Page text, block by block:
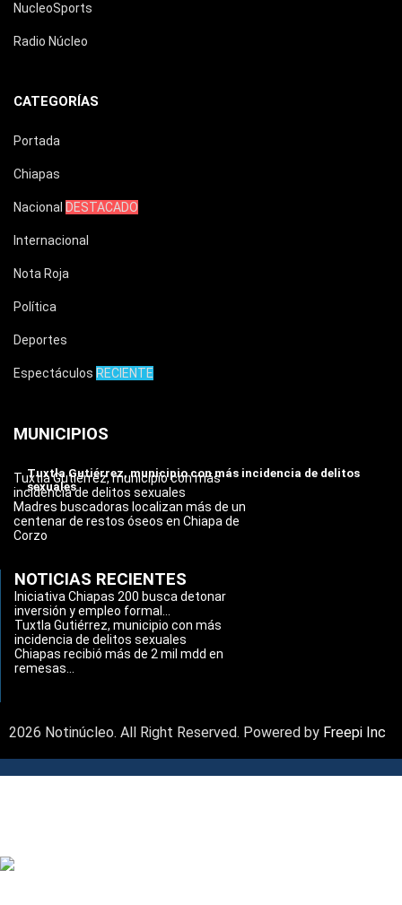
NucleoSports
Radio Núcleo
CATEGORÍAS
Portada
Chiapas
Nacional DESTACADO
Internacional
Nota Roja
Política
Deportes
Espectáculos RECIENTE
MUNICIPIOS
Tuxtla Gutiérrez, municipio con más incidencia de delitos
sexuales
Tuxtla Gutiérrez, municipio con más
incidencia de delitos sexuales
Madres buscadoras localizan más de un
centenar de restos óseos en Chiapa de
Corzo
NOTICIAS RECIENTES
Iniciativa Chiapas 200 busca detonar
inversión y empleo formal...
Tuxtla Gutiérrez, municipio con más
incidencia de delitos sexuales
Chiapas recibió más de 2 mil mdd en
remesas...
2026 Notinúcleo. All Right Reserved. Powered by Freepi Inc